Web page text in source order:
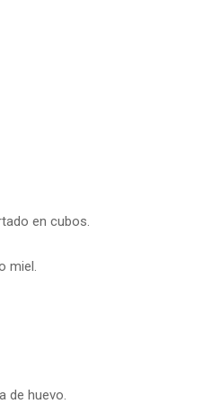
en cubos.
miel.
de huevo.